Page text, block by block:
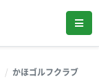
かほゴルフクラブ